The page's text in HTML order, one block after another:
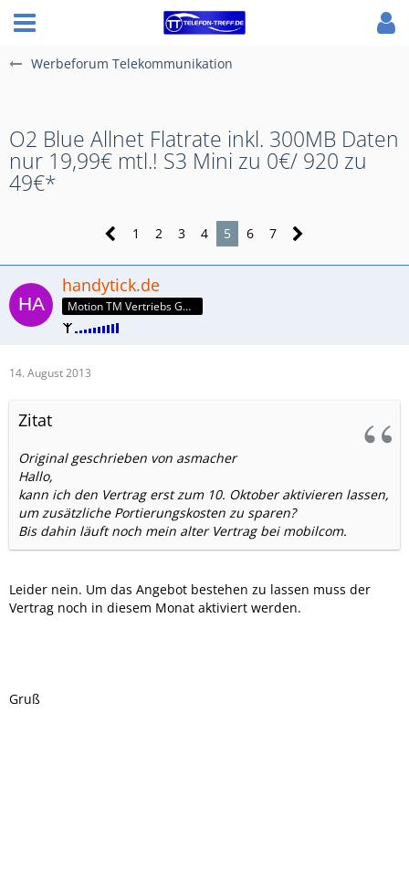
Werbeforum Telekommunikation
O2 Blue Allnet Flatrate inkl. 300MB Daten
nur 19,99€ mtl.! S3 Mini zu 0€/ 920 zu
49€*
1 2 3 4 5 6 7
handytick.de
Motion TM Vertriebs GmbH
14. August 2013
Zitat
Original geschrieben von asmacher
Hallo,
kann ich den Vertrag erst zum 10. Oktober aktivieren lassen,
um zusätzliche Portierungskosten zu sparen?
Bis dahin läuft noch mein alter Vertrag bei mobilcom.
Leider nein. Um das Angebot bestehen zu lassen muss der
Vertrag noch in diesem Monat aktiviert werden.
Gruß